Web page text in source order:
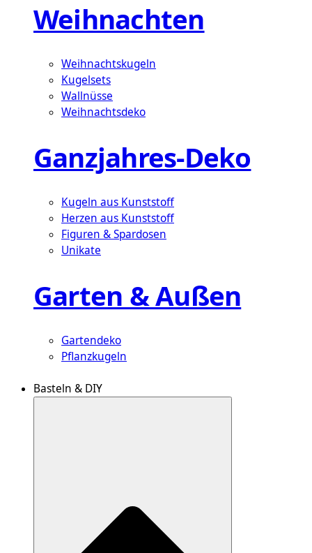
Weihnachten
Weihnachtskugeln
Kugelsets
Wallnüsse
Weihnachtsdeko
Ganzjahres-Deko
Kugeln aus Kunststoff
Herzen aus Kunststoff
Figuren & Spardosen
Unikate
Garten & Außen
Gartendeko
Pflanzkugeln
Basteln & DIY